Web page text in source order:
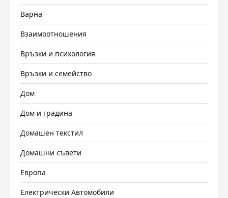
Варна
Взаимоотношения
Връзки и психология
Връзки и семейство
Дом
Дом и градина
Домашен текстил
Домашни съвети
Европа
Електрически Автомобили